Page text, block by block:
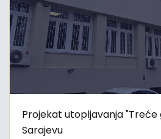
Projekat utopljavanja "Treće
Sarajevu